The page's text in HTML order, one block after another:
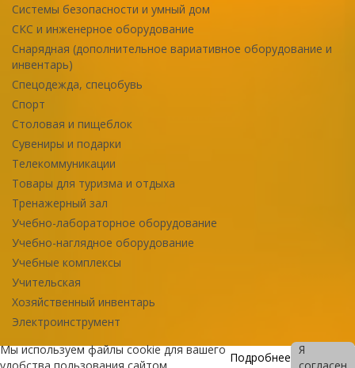
Системы безопасности и умный дом
СКС и инженерное оборудование
Снарядная (дополнительное вариативное оборудование и
инвентарь)
Спецодежда, спецобувь
Спорт
Столовая и пищеблок
Сувениры и подарки
Телекоммуникации
Товары для туризма и отдыха
Тренажерный зал
Учебно-лабораторное оборудование
Учебно-наглядное оборудование
Учебные комплексы
Учительская
Хозяйственный инвентарь
Электроинструмент
Мы используем файлы cookie для вашего
Подробнее
Я